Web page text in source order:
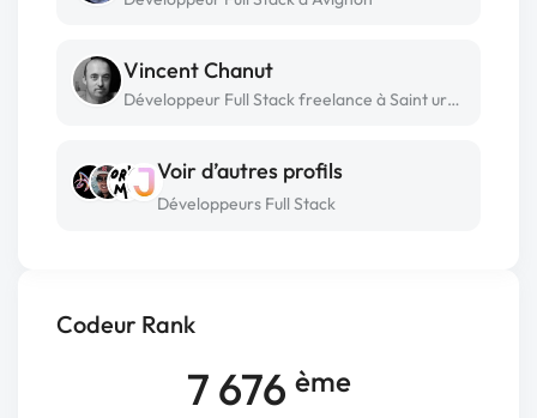
Codeur Rank
7 676 ème
Vincent Chanut
Développeur Full Stack freelance à Saint urbain
Voir d’autres profils
Développeurs Full Stack